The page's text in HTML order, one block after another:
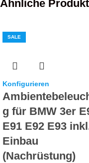
Ähnliche
SALE
Konfigurieren
g für BMW 3er
E91 E92 E93
Einbau
(Nachrüstung)